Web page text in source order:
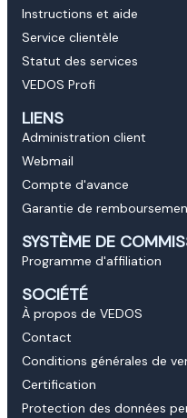
Instructions et aide
Service clientèle
Statut des services
VEDOS Profi
LIENS
Administration client
Webmail
Compte d'avance
Garantie de
SYSTÈME DE
Programme d'affiliation
SOCIÉTÉ
À propos de VEDOS
Contact
Conditions générales de
Certification
Protection des données